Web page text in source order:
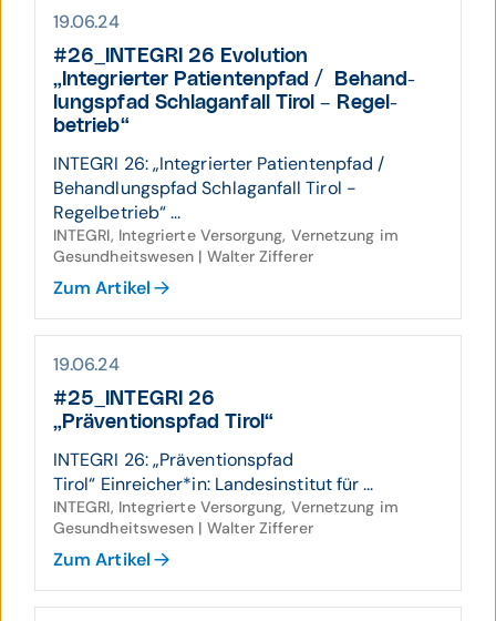
19.06.24
#26_INTEGRI 26 Evolution
„Inte­grierter Patienten­pfad / Behand­
lungs­pfad Schlag­an­fall Tirol – Regel­
betrieb“
INTEGRI 26: „Integrierter Patientenpfad /
Behandlungspfad Schlaganfall Tirol -
Regelbetrieb“ ...
INTEGRI, Integrierte Versorgung, Vernetzung im
Gesundheitswesen | Walter Zifferer
Zum Artikel
19.06.24
#25_INTEGRI 26
„Präventionspfad Tirol“
INTEGRI 26: „Präventionspfad
Tirol“ Einreicher*in: Landesinstitut für ...
INTEGRI, Integrierte Versorgung, Vernetzung im
Gesundheitswesen | Walter Zifferer
Zum Artikel